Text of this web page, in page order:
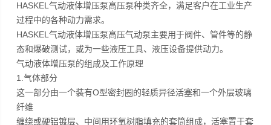
HASKEL气动液体增压泵高压泵种类齐全，满足客户在工业生产
过程中的各种动力需求。
HASKEL气动液体增压泵高压气动泵主要用于阀件、管件等的静
态和爆破测试，或为一些液压工具、液压设备提供动力。
气动液体增压泵的组成及工作原理
1.气体部分
这一部分由一个装有O型密封圈的轻质异径活塞和一个外层玻璃
纤维
缠绕或硬铝镀层、中间用环氧树脂填充的套筒组成，活塞置于套